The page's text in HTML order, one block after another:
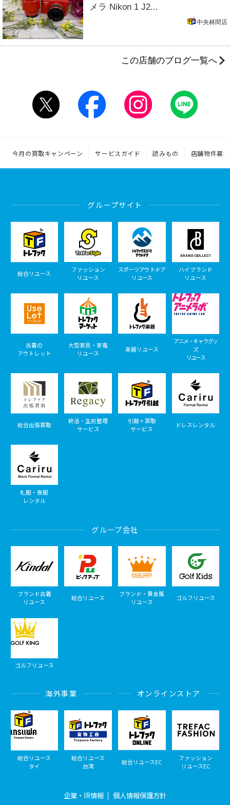
メラ Nikon 1 J2...
中央林間店
この店舗のブログ一覧へ
今月の買取キャンペーン サービスガイド 読みもの 店舗物件募集
グループサイト
総合リユース
ファッション
リユース
スポーツアウトドア
リユース
ハイブランド
リユース
古着の
アウトレット
大型家具・家電
リユース
楽器リユース
アニメ・キャラグッ
ズ
リユース
総合出張買取
終活・生前整理
サービス
引越＋買取
サービス
ドレスレンタル
礼服・喪服
レンタル
グループ会社
ブランド古着
リユース
総合リユース
ブランド・貴金属
リユース
ゴルフリユース
ゴルフリユース
海外事業
総合リユース
タイ
総合リユース
台湾
オンラインストア
総合リユースEC
ファッション
リユースEC
企業・IR情報
個人情報保護方針